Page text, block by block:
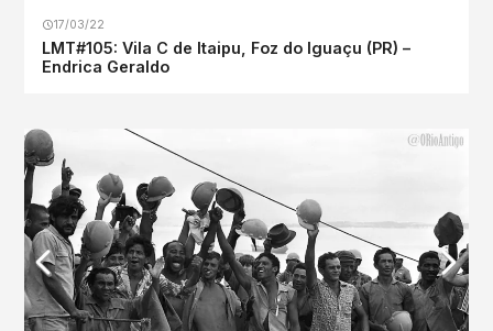
17/03/22
LMT#105: Vila C de Itaipu, Foz do Iguaçu (PR) –
Endrica Geraldo